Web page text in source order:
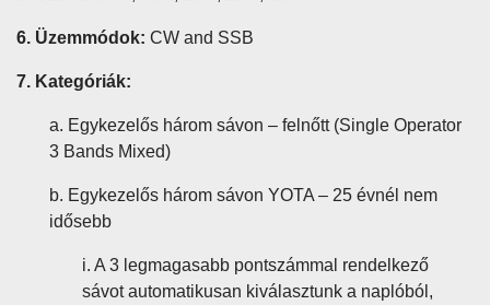
6. Üzemmódok: CW and SSB
7. Kategóriák:
a. Egykezelős három sávon – felnőtt (Single Operator
3 Bands Mixed)
b. Egykezelős három sávon YOTA – 25 évnél nem
idősebb
i. A 3 legmagasabb pontszámmal rendelkező
sávot automatikusan kiválasztunk a naplóból,